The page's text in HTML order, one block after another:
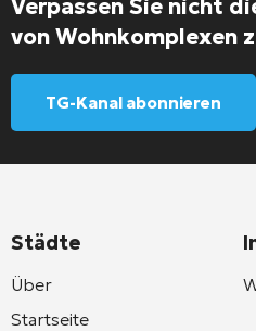
Verpassen Sie nicht
von Wohnkomplexen
TG-Kanal abonnieren
Städte
Über
Startseite